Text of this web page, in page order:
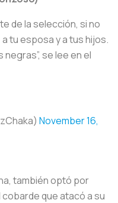
de la selección, si no
tu esposa y a tus hijos.
se lee en el
November 16,
también optó por
que atacó a su